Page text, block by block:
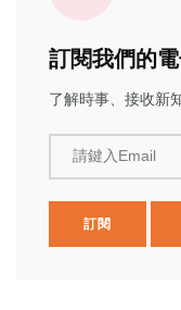
訂閱我們的
了解時事、接收新
請鍵入Email
訂閱